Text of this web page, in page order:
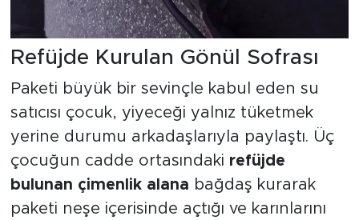
Refüjde Kurulan Gönül Sofrası
Paketi büyük bir sevinçle kabul eden su
satıcısı çocuk, yiyeceği yalnız tüketmek
yerine durumu arkadaşlarıyla paylaştı. Üç
çocuğun cadde ortasındaki refüjde
bulunan çimenlik alana bağdaş kurarak
paketi neşe içerisinde açtığı ve karınlarını